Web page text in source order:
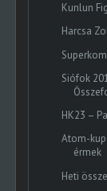
Kunlun
Harcsa
Siófok
HK23 –
Atom-
érmek
Heti